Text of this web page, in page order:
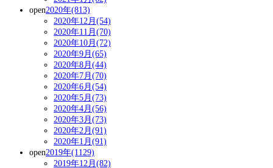
open2020年(813)
2020年12月(54)
2020年11月(70)
2020年10月(72)
2020年9月(65)
2020年8月(44)
2020年7月(70)
2020年6月(54)
2020年5月(73)
2020年4月(56)
2020年3月(73)
2020年2月(91)
2020年1月(91)
open2019年(1129)
2019年12月(82)